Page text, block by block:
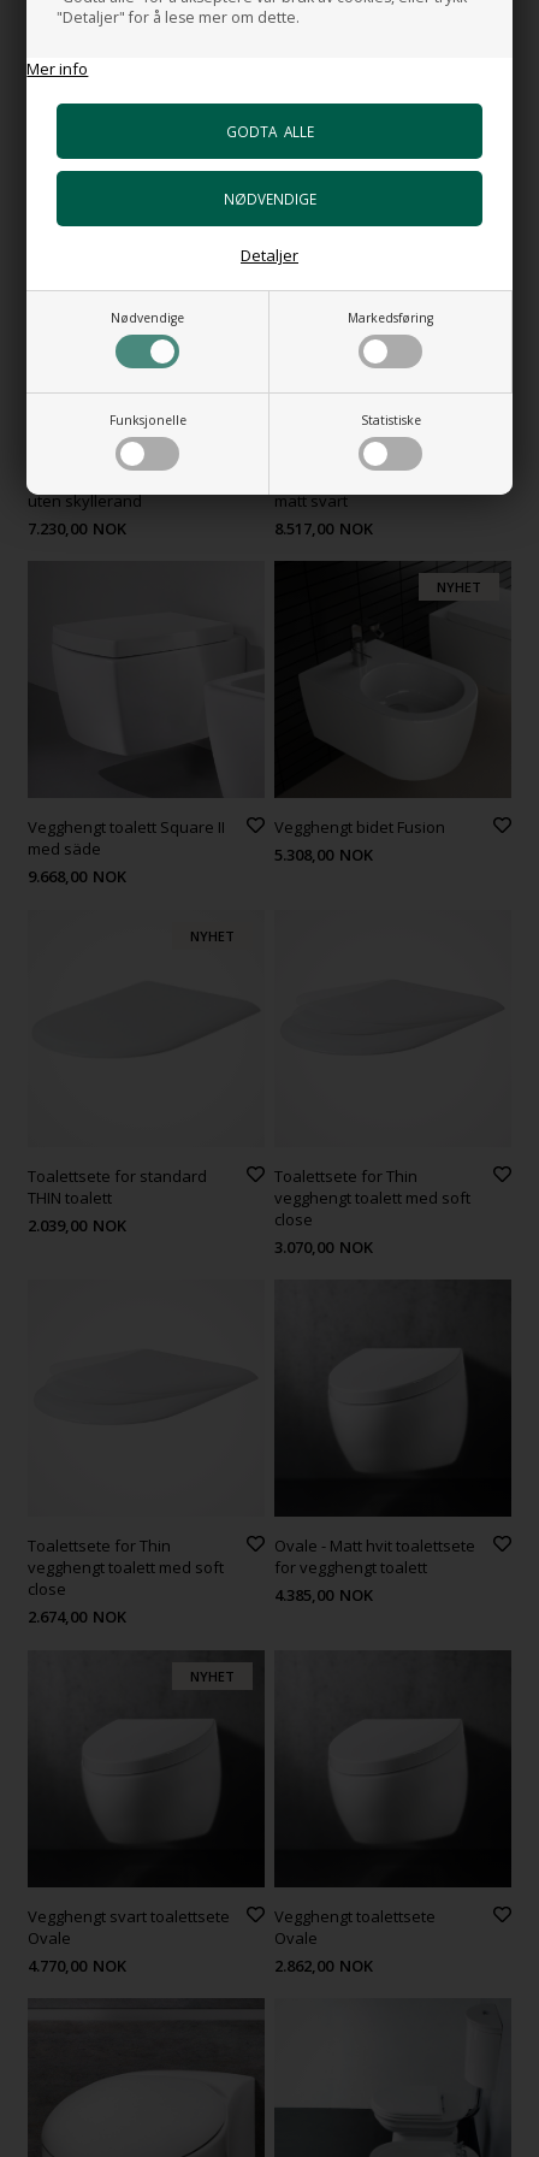
"Detaljer" for å lese mer om dette.
Mer info
Nødvendige Markedsføring
Funksjonelle Statistiske
Detaljer
the Wall
6.114,00
Vegghengt toalett Fusion
5.538,00 NOK
uten skyllerand
7.230,00 NOK
matt svart
8.517,00 NOK
Vegghengt toalett Square II
med säde
9.668,00 NOK
NYHET
Vegghengt bidet Fusion
5.308,00 NOK
NYHET
Toalettsete for standard
THIN toalett
2.039,00 NOK
Toalettsete for Thin
vegghengt toalett med soft
close
3.070,00 NOK
Toalettsete for Thin
vegghengt toalett med soft
close
2.674,00 NOK
Ovale - Matt hvit toalettsete
for vegghengt toalett
4.385,00 NOK
NYHET
Vegghengt svart toalettsete
Ovale
4.770,00 NOK
Vegghengt toalettsete
Ovale
2.862,00 NOK